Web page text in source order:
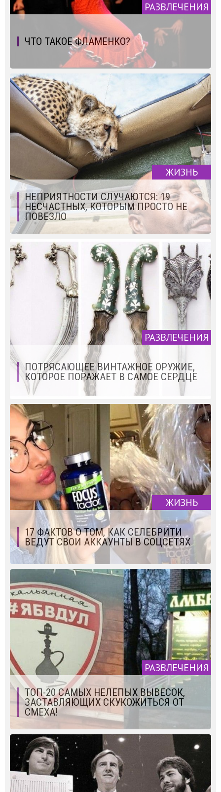
РАЗВЛЕЧЕНИЯ
ЧТО ТАКОЕ ФЛАМЕНКО?
ЖИЗНЬ
НЕПРИЯТНОСТИ СЛУЧАЮТСЯ: 19
НЕСЧАСТНЫХ, КОТОРЫМ ПРОСТО НЕ
ПОВЕЗЛО
РАЗВЛЕЧЕНИЯ
ПОТРЯСАЮЩЕЕ ВИНТАЖНОЕ ОРУЖИЕ,
КОТОРОЕ ПОРАЖАЕТ В САМОЕ СЕРДЦЕ
ЖИЗНЬ
17 ФАКТОВ О ТОМ, КАК СЕЛЕБРИТИ
ВЕДУТ СВОИ АККАУНТЫ В СОЦСЕТЯХ
РАЗВЛЕЧЕНИЯ
ТОП-20 САМЫХ НЕЛЕПЫХ ВЫВЕСОК,
ЗАСТАВЛЯЮЩИХ СКУКОЖИТЬСЯ ОТ
СМЕХА!